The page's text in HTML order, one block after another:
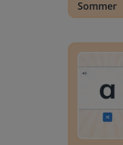
Sommer